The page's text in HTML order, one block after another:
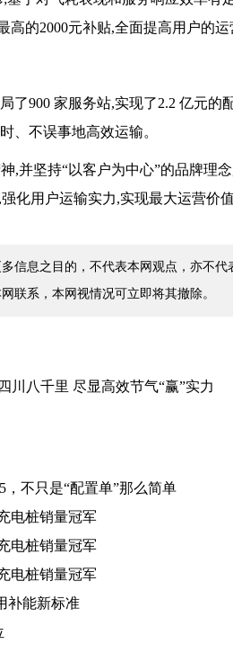
的2000元补贴,全面提高用户的
了900 家服务站,实现了2.2 亿元的
、不误事地高效运输。
,并坚持“以客户为中心”的品牌理
化用户运输实力,实现最大运营价值
信息之目的，不代表本网观点，亦不
联系，本网视情况可立即将其撤除。
川八千里 尽显高效节气“赢”实力
不只是“配置单”那么简单
电桩销量冠军
电桩销量冠军
电桩销量冠军
补能新标准